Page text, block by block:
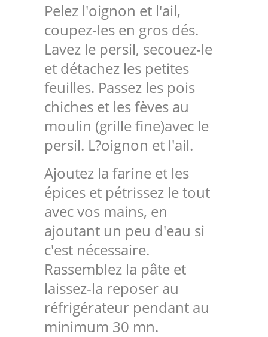
Pelez l'oignon et l'ail,
coupez-les en gros dés.
Lavez le persil, secouez-le
et détachez les petites
feuilles. Passez les pois
chiches et les fèves au
moulin (grille fine)avec le
persil. L?oignon et l'ail.
Ajoutez la farine et les
épices et pétrissez le tout
avec vos mains, en
ajoutant un peu d'eau si
c'est nécessaire.
Rassemblez la pâte et
laissez-la reposer au
réfrigérateur pendant au
minimum 30 mn.